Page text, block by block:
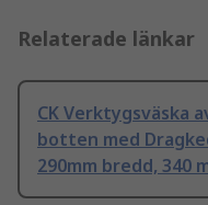
Relaterade länkar
CK Verktygsväska
botten med
290mm bredd, 340